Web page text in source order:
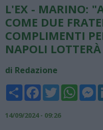
L'EX - MARINO:
COME DUE
COMPLIMENTI
NAPOLI
di Redazione
Share FacebookTwitter
14/09/2024 - 09:26